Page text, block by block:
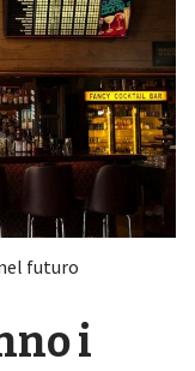
futuro
i